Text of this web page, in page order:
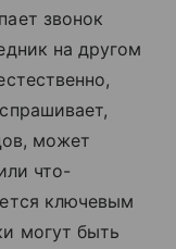
звонок
на другом
может
что-
ключевым
могут быть